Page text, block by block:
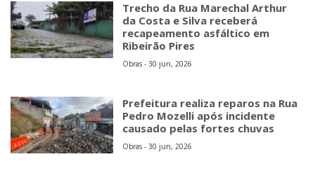
Trecho da Rua Marechal Arthur
da Costa e Silva receberá
recapeamento asfáltico em
Ribeirão Pires
Obras - 30 jun, 2026
Prefeitura realiza reparos na Rua
Pedro Mozelli após incidente
causado pelas fortes chuvas
Obras - 30 jun, 2026